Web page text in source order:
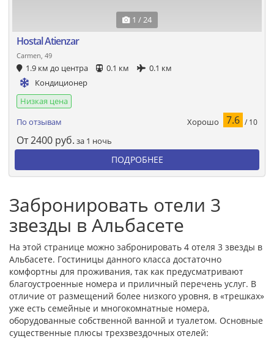
1 / 24
Hostal Atienzar
Carmen, 49
1.9 км до центра 0.1 км
0.1 км
Кондиционер
Низкая цена
По отзывам
Хорошо 7.6 / 10
От2400 руб. за 1 ночь
ПОДРОБНЕЕ
Забронировать отели 3
звезды в Альбасете
На этой странице можно забронировать 4 отеля 3 звезды в
Альбасете. Гостиницы данного класса достаточно
комфортны для проживания, так как предусматривают
благоустроенные номера и приличный перечень услуг. В
отличие от размещений более низкого уровня, в «трешках»
уже есть семейные и многокомнатные номера,
оборудованные собственной ванной и туалетом. Основные
существенные плюсы трехзвездочных отелей: